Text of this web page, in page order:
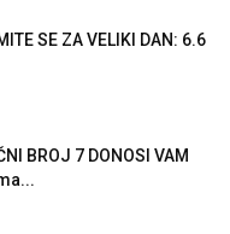
SE ZA VELIKI DAN: 6.6
BROJ 7 DONOSI VAM